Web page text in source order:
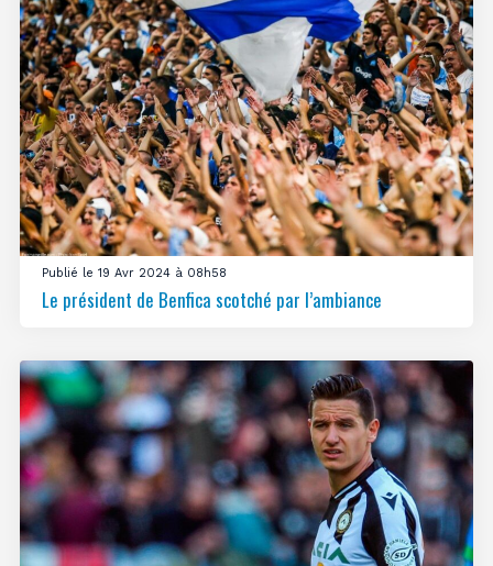
Publié le 19 Avr 2024 à 08h58
Le président de Benfica scotché par l’ambiance